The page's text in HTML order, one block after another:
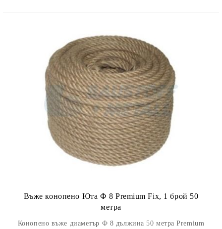
Въже конопено Юта Ф 8 Premium Fix, 1 брой 50
метра
Конопено въже диаметър Ф 8 дължина 50 метра Premium